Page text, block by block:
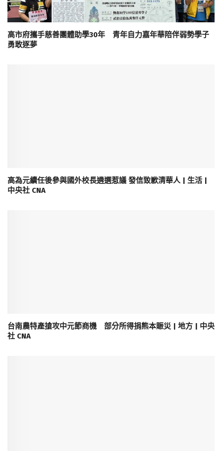
高市府攜手慈善團體助學30年 青年自力嘉年華陪伴弱勢學子
勇敢逐夢
高為元續任後參與國外校長遴選惹議 發信致歉清華人 | 生活 |
中央社 CNA
台南農特產搶攻中元節商機 部分所得捐熊本賑災 | 地方 | 中央
社 CNA